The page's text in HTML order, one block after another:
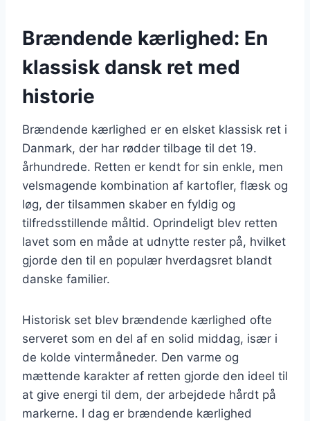
Brændende kærlighed: En
klassisk dansk ret med
historie
Brændende kærlighed er en elsket klassisk ret i
Danmark, der har rødder tilbage til det 19.
århundrede. Retten er kendt for sin enkle, men
velsmagende kombination af kartofler, flæsk og
løg, der tilsammen skaber en fyldig og
tilfredsstillende måltid. Oprindeligt blev retten
lavet som en måde at udnytte rester på, hvilket
gjorde den til en populær hverdagsret blandt
danske familier.
Historisk set blev brændende kærlighed ofte
serveret som en del af en solid middag, især i
de kolde vintermåneder. Den varme og
mættende karakter af retten gjorde den ideel til
at give energi til dem, der arbejdede hårdt på
markerne. I dag er brændende kærlighed